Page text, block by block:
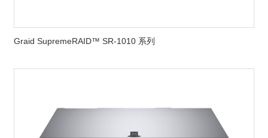
Graid SupremeRAID™ SR-1010 系列